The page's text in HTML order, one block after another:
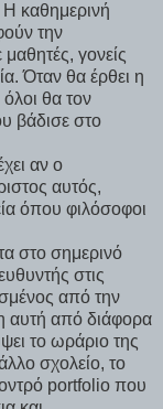
Η καθημερινή
την
γονείς
Όταν θα έρθει η
θα τον
βάδισε στο
αν ο
αυτός,
όπου φιλόσοφοι
στο σημερινό
στις
από την
αυτή από διάφορα
το ωράριο της
σχολείο, το
portfolio που